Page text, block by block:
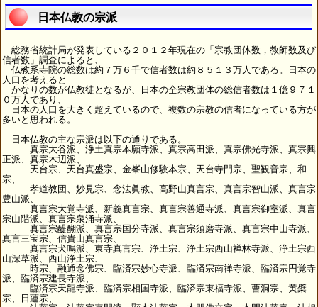
日本仏教の宗派
総務省統計局が発表している２０１２年現在の「宗教団体数，教師数及び
信者数」調査によると、
仏教系寺院の総数は約７万６千で信者数は約８５１３万人である。日本の
人口を考えると
かなりの数が仏教徒となるが、日本の全宗教団体の総信者数は１億９７１
０万人であり、
日本の人口を大きく超えているので、複数の宗教の信者になっている方が
多いと思われる。
日本仏教の主な宗派は以下の通りである。
真宗大谷派、浄土真宗本願寺派、真宗高田派、真宗佛光寺派、真宗興
正派、真宗木辺派、
天台宗、天台真盛宗、金峯山修験本宗、天台寺門宗、聖観音宗、和
宗、
孝道教団、妙見宗、念法眞教、高野山真言宗、真言宗智山派、真言宗
豊山派、
真言宗大覚寺派、新義真言宗、真言宗善通寺派、真言宗御室派、真言
宗山階派、真言宗泉涌寺派、
真言宗醍醐派、真言宗国分寺派、真言宗須磨寺派、真言宗中山寺派、
真言三宝宗、信貴山真言宗、
真言宗犬鳴派、東寺真言宗、浄土宗、浄土宗西山禅林寺派、浄土宗西
山深草派、西山浄土宗、
時宗、融通念佛宗、臨済宗妙心寺派、臨済宗南禅寺派、臨済宗円覚寺
派、臨済宗建長寺派、
臨済宗天龍寺派、臨済宗相国寺派、臨済宗東福寺派、曹洞宗、黄檗
宗、日蓮宗、